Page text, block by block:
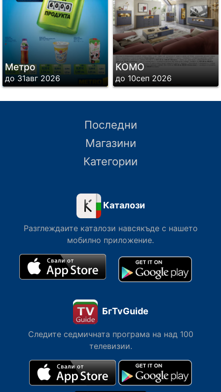
Метро
до 31авг 2026
КОМО
до 10сеп 2026
Последни
Магазини
Категории
Каталози
Разглеждаите каталози навсякъде с нашето
мобилно приложение.
БгTvGuide
Следите седмичната програма на над 100
телевизии.